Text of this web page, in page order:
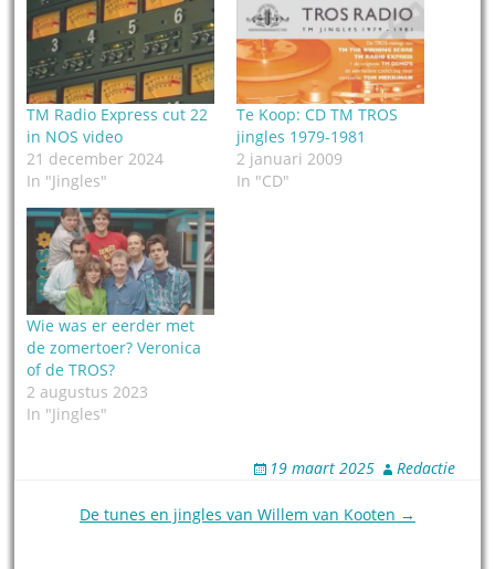
TM Radio Express cut 22
in NOS video
21 december 2024
In "Jingles"
Te Koop: CD TM TROS
jingles 1979-1981
2 januari 2009
In "CD"
Wie was er eerder met
de zomertoer? Veronica
of de TROS?
2 augustus 2023
In "Jingles"
19 maart 2025 Redactie
De tunes en jingles van Willem van Kooten →